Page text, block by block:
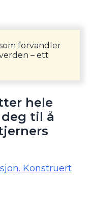
forvandler
– ett
hele
til å
Konstruert